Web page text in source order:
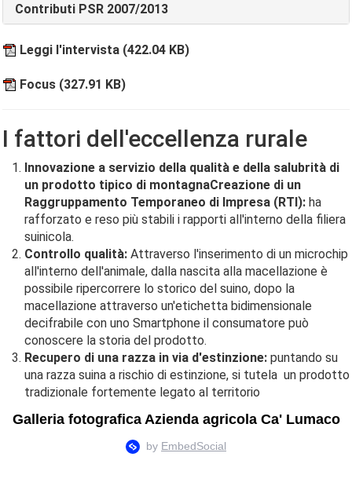
Contributi PSR 2007/2013
Leggi l'intervista (422.04 KB)
Focus (327.91 KB)
I fattori dell'eccellenza rurale
Innovazione a servizio della qualità e della salubrità di
un prodotto tipico di montagnaCreazione di un
Raggruppamento Temporaneo di Impresa (RTI): ha
rafforzato e reso più stabili i rapporti all'interno della filiera
suinicola.
Controllo qualità: Attraverso l'inserimento di un microchip
all'interno dell'animale, dalla nascita alla macellazione è
possibile ripercorrere lo storico del suino, dopo la
macellazione attraverso un'etichetta bidimensionale
decifrabile con uno Smartphone il consumatore può
conoscere la storia del prodotto.
Recupero di una razza in via d'estinzione: puntando su
una razza suina a rischio di estinzione, si tutela un prodotto
tradizionale fortemente legato al territorio